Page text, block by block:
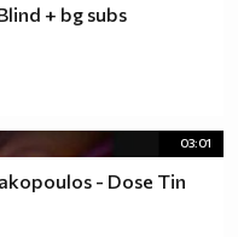
+ bg subs
03:01
- Dose Tin